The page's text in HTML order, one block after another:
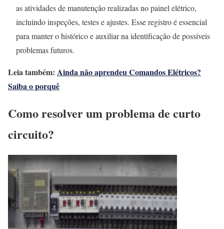
as atividades de manutenção realizadas no painel elétrico,
incluindo inspeções, testes e ajustes. Esse registro é essencial
para manter o histórico e auxiliar na identificação de possíveis
problemas futuros.
Leia também: Ainda não aprendeu Comandos Elétricos?
Saiba o porquê
Como resolver um problema de curto
circuito?